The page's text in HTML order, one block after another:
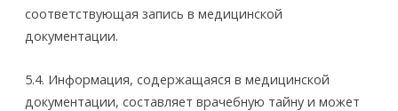
соответствующая запись в медицинской
документации.
5.4. Информация, содержащаяся в медицинской
документации, составляет врачебную тайну и может